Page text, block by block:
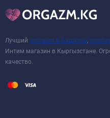
Лучший сексшоп в Бишкеке
Интим магазин в Кыргызстане.
качество.